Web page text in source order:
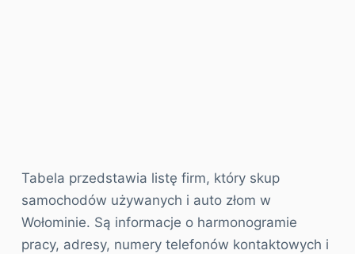
Tabela przedstawia listę firm, który skup
samochodów używanych i auto złom w
Wołominie. Są informacje o harmonogramie
pracy, adresy, numery telefonów kontaktowych i